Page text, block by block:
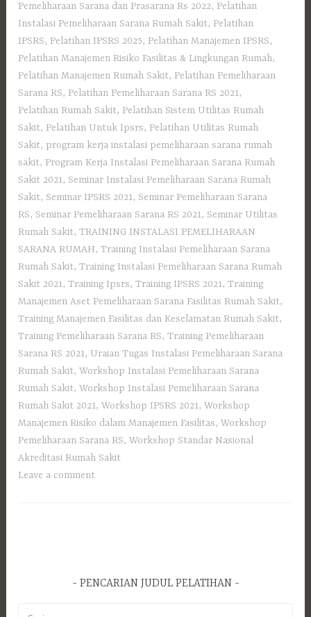
Pemeliharaan Sarana dan Prasarana Rs 2022, Pelatihan
Instalasi Pemeliharaan Sarana Rumah Sakit, Pelatihan
IPSRS, Pelatihan IPSRS 2025, Pelatihan Manajemen IPSRS,
Pelatihan Manajemen Risiko Fasilitas & Lingkungan Rumah,
Pelatihan Manajemen Rumah Sakit, Pelatihan Pemeliharaan
Sarana RS, Pelatihan Pemeliharaan Sarana RS 2021,
Pelatihan Rumah Sakit‎, Pelatihan Sistem Utilitas Rumah
Sakit, Pelatihan Untuk Ipsrs, Pelatihan Utilitas Rumah
Sakit, program kerja instalasi pemeliharaan sarana rumah
sakit, Program Kerja Instalasi Pemeliharaan Sarana Rumah
Sakit 2021, Seminar Instalasi Pemeliharaan Sarana Rumah
Sakit, Seminar IPSRS 2021, Seminar Pemeliharaan Sarana
RS, Seminar Pemeliharaan Sarana RS 2021, Seminar Utilitas
Rumah Sakit,TRAINING INSTALASI PEMELIHARAAN
SARANA RUMAH,Training Instalasi Pemeliharaan Sarana
Rumah Sakit,Training Instalasi Pemeliharaan Sarana Rumah
Sakit 2021,Training Ipsrs,Training IPSRS 2021,Training
Manajemen Aset Pemeliharaan Sarana Fasilitas Rumah Sakit,
Training Manajemen Fasilitas dan Keselamatan Rumah Sakit,
Training Pemeliharaan Sarana RS,Training Pemeliharaan
Sarana RS 2021, Uraian Tugas Instalasi Pemeliharaan Sarana
Rumah Sakit,Workshop Instalasi Pemeliharaan Sarana
Rumah Sakit,Workshop Instalasi Pemeliharaan Sarana
Rumah Sakit 2021,Workshop IPSRS 2021,Workshop
Manajemen Risiko dalam Manajemen Fasilitas,Workshop
Pemeliharaan Sarana RS,Workshop Standar Nasional
Akreditasi Rumah Sakit
Leave a comment
PENCARIAN JUDUL PELATIHAN